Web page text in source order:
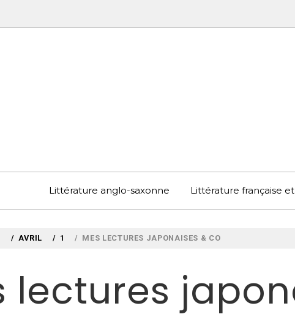
Littérature anglo-saxonne Littérature française
AVRIL 1 MES LECTURES JAPONAISES & CO
lectures